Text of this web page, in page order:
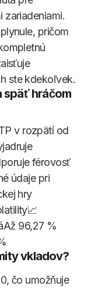
zariadeniami.
pričom
ste kdekoľvek.
späť hráčom
v rozpätí od
férovosť
údaje pri
hry
96,27 %
vkladov?
čo umožňuje